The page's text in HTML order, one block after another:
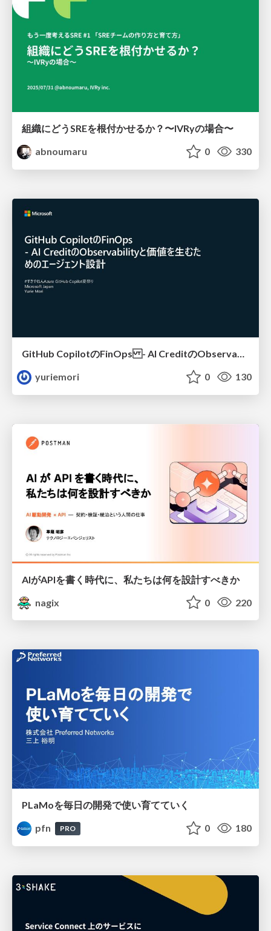
組織にどうSREを根付かせるか？〜IVRyの場合〜
abnoumaru
0 330
GitHub CopilotのFinOps - AI CreditのObservabilityと価値を生むためのエージェント設計
yuriemori
0 130
AIがAPIを書く時代に、私たちは何を設計すべきか
nagix
0 220
PLaMoを毎日の開発で使い育てていく
pfn
PRO 0 180